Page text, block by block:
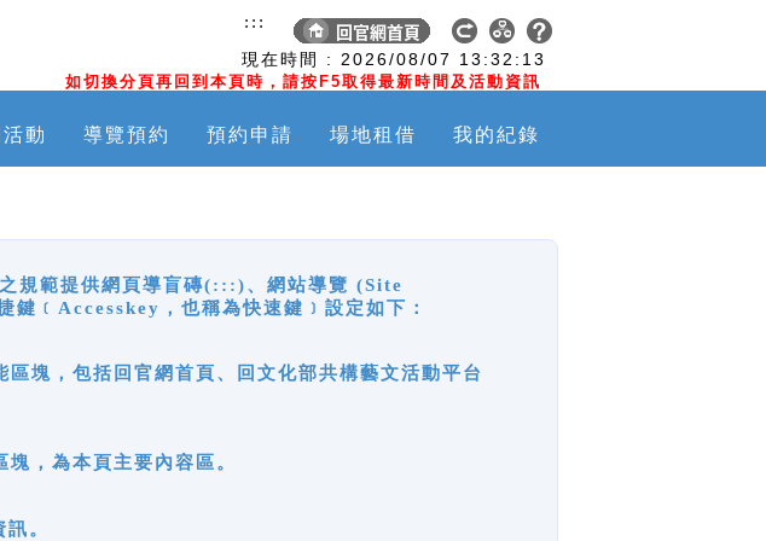
現在時間 : 2026/08/07 13:32:13
如切換分頁再回到本頁時，請按F5取得最新時間及活動資訊
:::
動 導覽預約 預約申請 場地租借 我的紀錄
規範提供網頁導盲磚(:::)、網站導覽 (Site
﹝Accesskey，也稱為快速鍵﹞設定如下：
，包括回官網首頁、回文化部共構藝文活動平台
為本頁主要內容區。
。